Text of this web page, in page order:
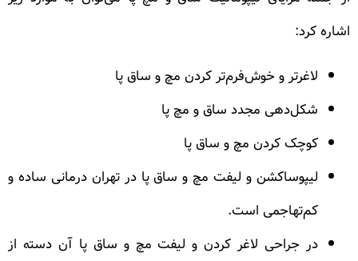
اشاره کرد:
لاغرتر و خوش‌فرم‌تر کردن مچ و ساق پا
شکل‌دهی مجدد ساق و مچ پا
کوچک کردن مچ و ساق پا
لیپوساکشن و لیفت مچ و ساق پا در تهران درمانی ساده و
کم‌تهاجمی است.
در جراحی لاغر کردن و لیفت مچ و ساق پا آن دسته از